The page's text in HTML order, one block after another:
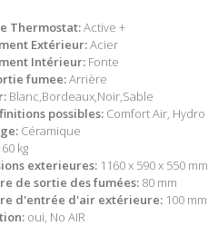
Thermostat:Active +
Extérieur:Acier
Intérieur: Fonte
fumee:Arrière
Blanc,Bordeaux,Noir,Sable
possibles: Comfort Air, Hydro
Céramique
kg
exterieures: 1160 x 590 x 550 mm
de sortie des fumées: 80 mm
d'entrée d'air extérieure: 100 mm
oui, No AIR